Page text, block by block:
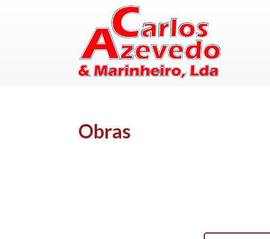
Obras